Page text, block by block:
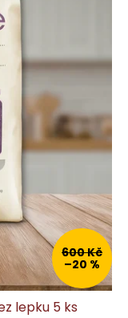
600 Kč
–20 %
lepku 5 ks